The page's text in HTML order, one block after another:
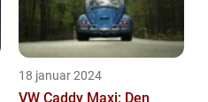
18 januar 2024
VW Caddy Maxi: Den